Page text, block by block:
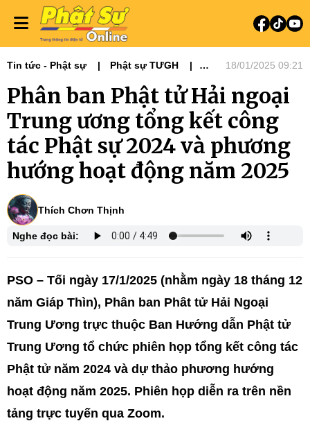
Tin tức - Phật sự
Phật sự TƯGH
Ban Hướng dẫn Phật tử
18/01/2025 09:21
Phân ban Phật tử Hải ngoại
Trung ương tổng kết công
tác Phật sự 2024 và phương
hướng hoạt động năm 2025
Thích Chơn Thịnh
Nghe đọc bài:
PSO – Tối ngày 17/1/2025 (nhằm ngày 18 tháng 12
năm Giáp Thìn), Phân ban Phât tử Hải Ngoại
Trung Ương trực thuộc Ban Hướng dẫn Phật tử
Trung Ương tổ chức phiên họp tổng kết công tác
Phật tử năm 2024 và dự thảo phương hướng
hoạt động năm 2025. Phiên họp diễn ra trên nền
tảng trực tuyến qua Zoom.